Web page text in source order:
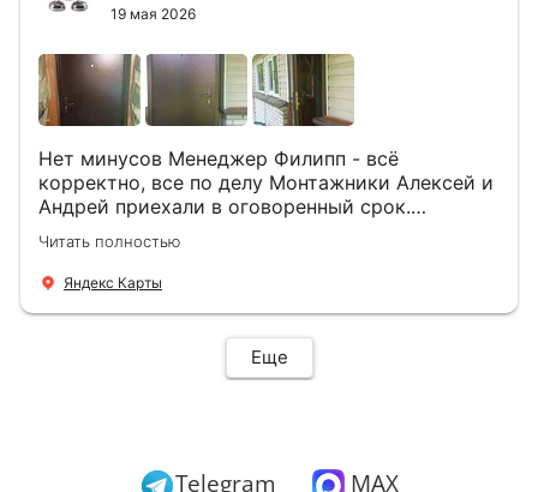
19 мая 2026
Нет минусов Менеджер Филипп - всё
корректно, все по делу Монтажники Алексей и
Андрей приехали в оговоренный срок.
Демонтировали старую дверь и установили
новую буквально за час Быстро и качественно
+ нормальные цены Всем большое спасибо
Читать полностью
Яндекс Карты
Еще
Telegram
MAX